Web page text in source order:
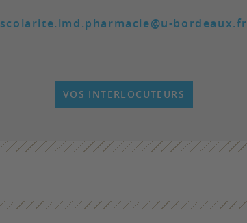
scolarite.lmd.pharmacie@u-bordeaux.fr
VOS INTERLOCUTEURS